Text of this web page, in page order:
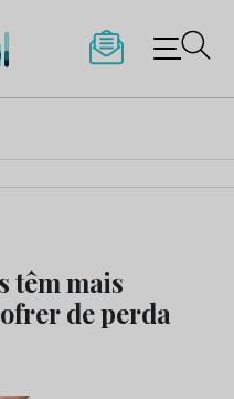
têm mais
de perda